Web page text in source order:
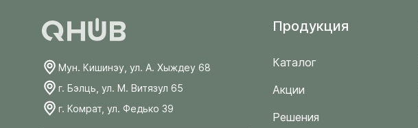
Мун. Кишинэу, ул. А. Хыждеу 68
г. Бэлць, ул. М. Витязул 65
г. Комрат, ул. Федько 39
Продукция
Каталог
Акции
Решения